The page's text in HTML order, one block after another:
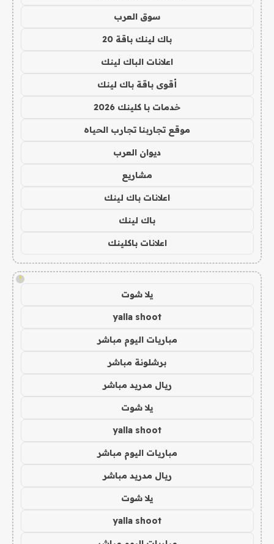
سوق العرب
باك لينك باقة 20
اعلانات الباك لينك
أقوى باقة باك لينك
خدمات با كلينك 2026
موقع تجاربنا تجارب الحياه
ديوان العرب
مشاريع
اعلانات باك لينك
باك لينك
اعلانات باكلينك
!
يلا شوت
yalla shoot
مباريات اليوم مباشر
برشلونة مباشر
ريال مدريد مباشر
يلا شوت
yalla shoot
مباريات اليوم مباشر
ريال مدريد مباشر
يلا شوت
yalla shoot